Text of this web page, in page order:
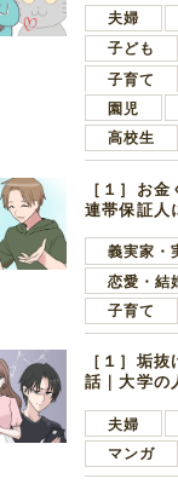
夫婦
子ども
子育て
園児
高校生
［１］お
連帯保証人
言ってきた
義実家・
恋愛・結
子育て
［１］垢
話｜大学の
子学生
夫婦
マンガ